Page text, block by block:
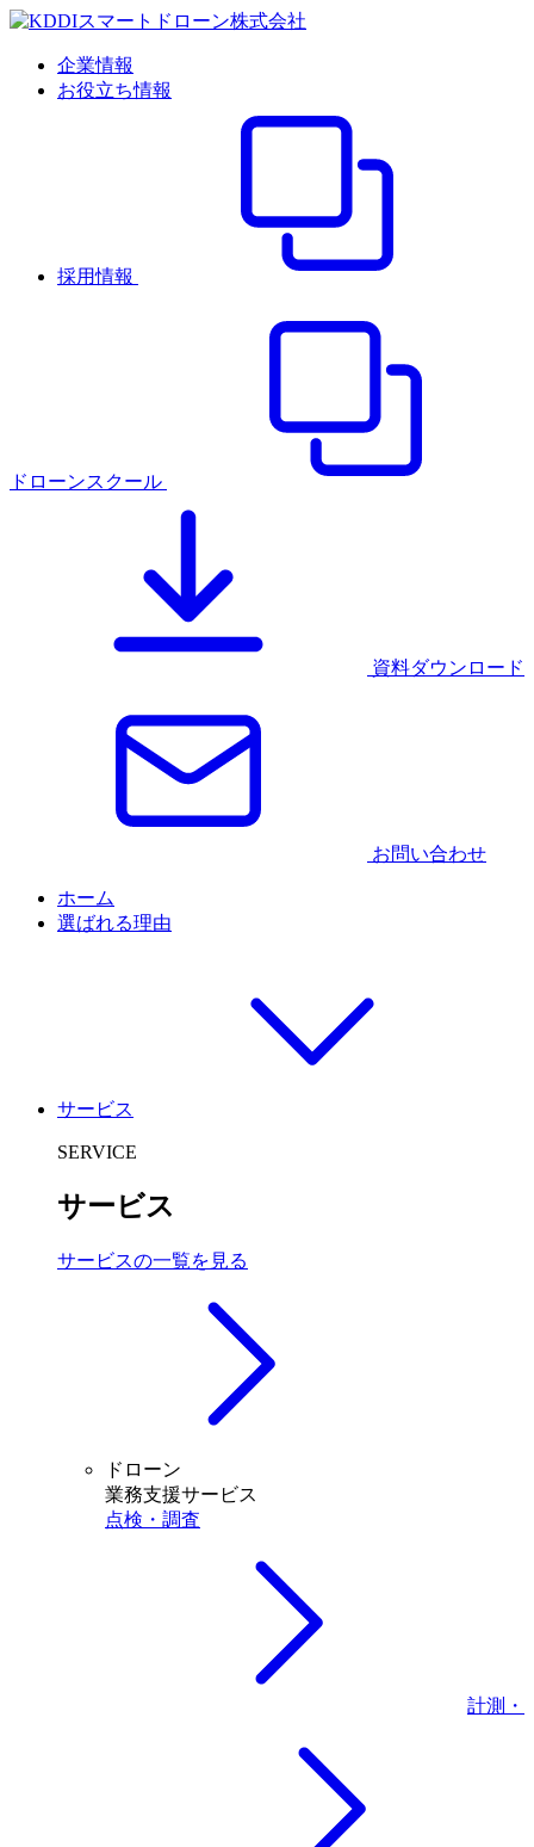
企業情報
お役立ち情報
採用情報
ドローンスクール
資料ダウンロード
お問い合わせ
ホーム
選ばれる理由
サービス
SERVICE
サービス
サービスの一覧を見る
ドローン
業務支援サービス
点検・調査
計測・